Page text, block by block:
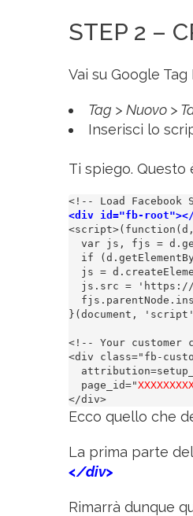
STEP 2 –
Vai su Google
Tag > Nuovo >
Inserisci lo
Ti spiego.
<div id="fb-
var js, fjs =
if
js =
js.src =
}(document,
<!-- Your customer
<div class="fb-
  page_id="
</div>
Ecco quello che
La prima parte
</div>
Rimarrà dunque